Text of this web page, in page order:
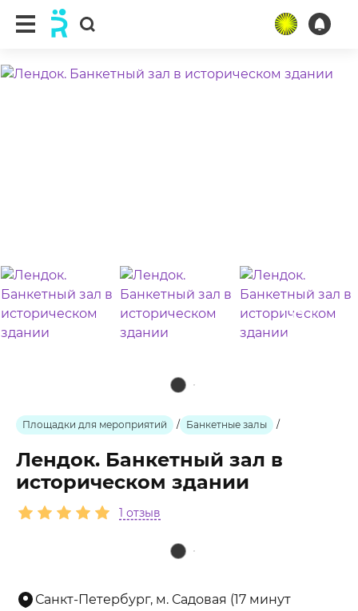
ещё 18 фото
Площадки для мероприятий / Банкетные залы /
Лендок. Банкетный зал в
историческом здании
1 отзыв
Санкт-Петербург, м. Садовая (17 минут